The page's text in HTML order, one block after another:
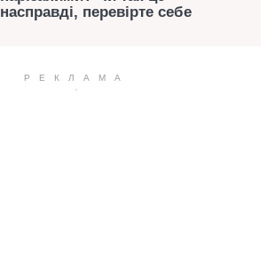
насправді, перевірте себе